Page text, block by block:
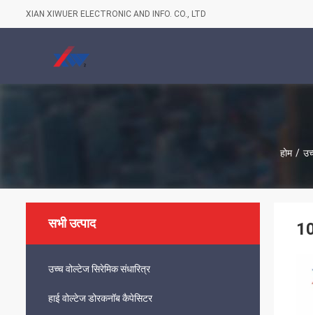
XIAN XIWUER ELECTRONIC AND INFO. CO., LTD
होम /
सभी उत्पाद
उच्च वोल्टेज सिरेमिक संधारित्र
हाई वोल्टेज डोरकनॉब कैपेसिटर